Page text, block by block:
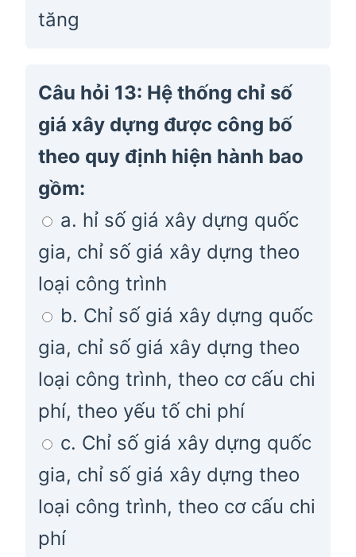
tăng
Câu hỏi 13: Hệ thống chỉ số
giá xây dựng được công bố
theo quy định hiện hành bao
gồm:
a. hỉ số giá xây dựng quốc
gia, chỉ số giá xây dựng theo
loại công trình
b. Chỉ số giá xây dựng quốc
gia, chỉ số giá xây dựng theo
loại công trình, theo cơ cấu chi
phí, theo yếu tố chi phí
c. Chỉ số giá xây dựng quốc
gia, chỉ số giá xây dựng theo
loại công trình, theo cơ cấu chi
phí